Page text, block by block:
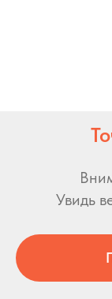
Увидь